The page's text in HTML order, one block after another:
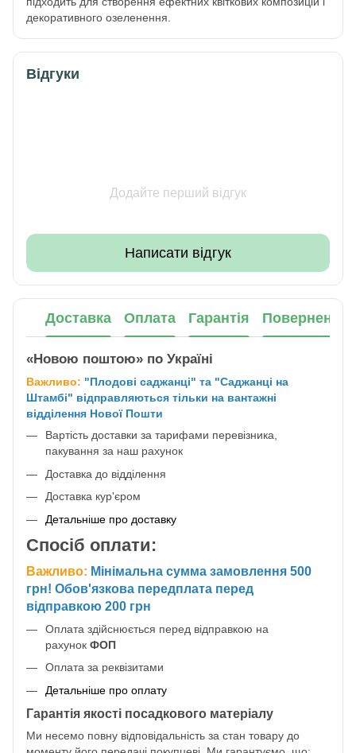
декоративного озеленення.
Відгуки
Додайте перший відгук
Написати відгук
Доставка Оплата Гарантія Повернення
«Новою поштою» по Україні
Важливо: "Плодові саджанці" та "Саджанці на
Штамбі" відправляються тільки на вантажні
відділення Нової Пошти
Вартість доставки за тарифами перевізника,
пакування за наш рахунок
Доставка до відділення
Доставка кур'єром
Детальніше про доставку
Спосіб оплати:
Важливо: Мінімальна сумма замовлення 500
грн! Обов'язкова передплата перед
відправкою 200 грн
Оплата здійснюється перед відправкою на
рахунок ФОП
Оплата за реквізитами
Детальніше про оплату
Гарантія якості посадкового матеріалу
Ми несемо повну відповідальність за стан товару до